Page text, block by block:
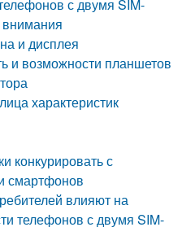
с двумя SIM-
внимания
и дисплея
и возможности планшетов
характеристик
конкурировать с
смартфонов
влияют на
телефонов с двумя SIM-